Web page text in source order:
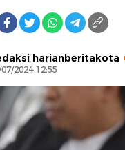
harianberitakota
2024 12:55